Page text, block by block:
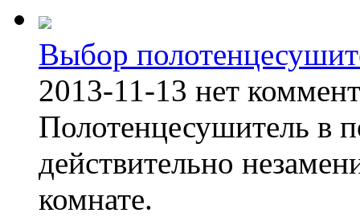
Выбор
2013-11-13 нет
Полотенцесушитель в
действительно
комнате.